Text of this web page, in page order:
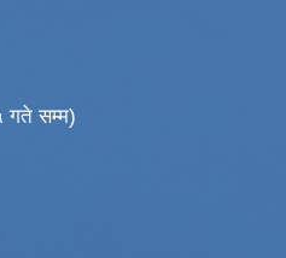
गते सम्म)